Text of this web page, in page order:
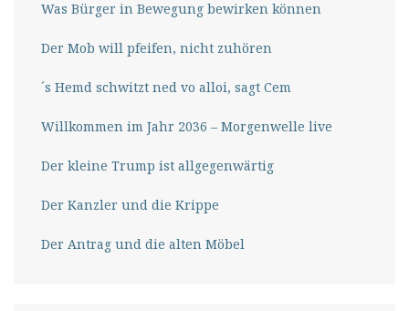
Was Bürger in Bewegung bewirken können
Der Mob will pfeifen, nicht zuhören
´s Hemd schwitzt ned vo alloi, sagt Cem
Willkommen im Jahr 2036 – Morgenwelle live
Der kleine Trump ist allgegenwärtig
Der Kanzler und die Krippe
Der Antrag und die alten Möbel